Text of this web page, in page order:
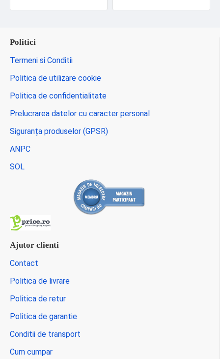
Politici
Termeni si Conditii
Politica de utilizare cookie
Politica de confidentialitate
Prelucrarea datelor cu caracter personal
Siguranța produselor (GPSR)
ANPC
SOL
Ajutor clienti
Contact
Politica de livrare
Politica de retur
Politica de garantie
Conditii de transport
Cum cumpar